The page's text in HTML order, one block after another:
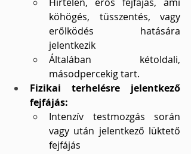
köhögés, tüsszentés, vagy
erőlködés hatására
jelentkezik
Általában kétoldali,
másodpercekig tart.
Fizikai terhelésre jelentkező
fejfájás:
Intenzív testmozgás során
vagy után jelentkező lüktető
fejfájás